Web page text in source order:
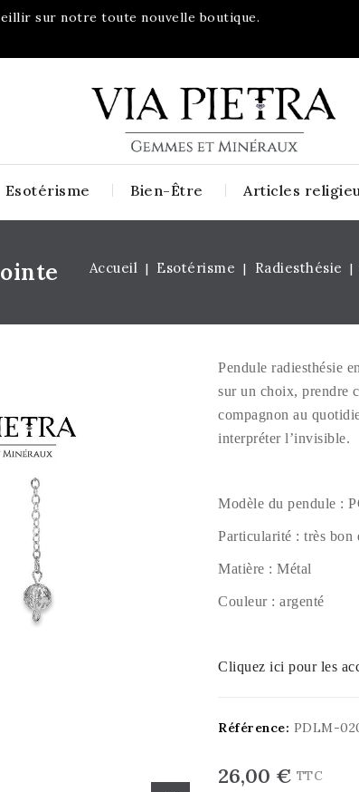
sur notre toute nouvelle boutique.
Esotérisme Bien-Être Articles
Accueil Esotérisme Radiesthésie
Pendule radiesthésie
sur un choix, prendre
compagnon au
interpréter l’invisible.
Modèle du pendule :
Particularité : très bon
Matière : Métal
Couleur : argenté
Cliquez ici pour les
Référence: PDLM-
26,00 € TTC